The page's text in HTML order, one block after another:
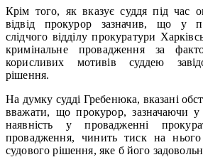
Крім того, як вказує суддя під час
відвід прокурор зазначив, що у
слідчого відділу прокуратури
кримінальне провадження за
корисливих мотивів суддею
рішення.
На думку судді Гребенюка, вказані
вважати, що прокурор, зазначаючи у
наявність у провадженні
провадження, чинить тиск на
судового рішення, яке б його